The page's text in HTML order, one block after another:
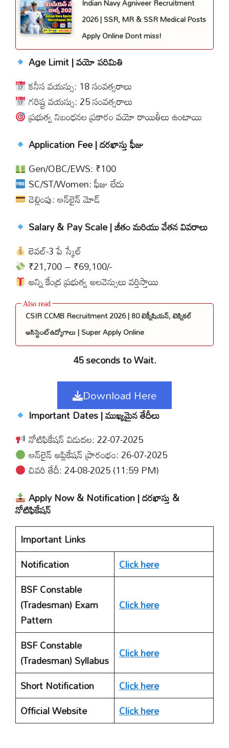
2026 | SSR, MR & SSR Medical Posts
Apply Online Dont miss!
Age Limit | వయో పరిమితి
కనీస వయస్సు: 18 సంవత్సరాలు
గరిష్ట వయస్సు: 25 సంవత్సరాలు
ప్రభుత్వ నిబంధనల ప్రకారం వయో రాయితీలు ఉంటాయి
Application Fee | దరఖాస్తు ఫీజు
Gen/OBC/EWS: ₹100
SC/ST/Women: ఫీజు లేదు
చెల్లింపు: ఆన్‌లైన్ మోడ్
Salary & Pay Scale | జీతం మరియు వేతన వివరాలు
లెవల్-3 పే స్కేల్
₹21,700 – ₹69,100/-
అన్ని కేంద్ర ప్రభుత్వ అలవెన్సులు వర్తిస్తాయి
CSIR CCMB Recruitment 2026 | 80 టెక్నీషియన్, టెక్నికల్
అసిస్టెంట్ఉద్యోగాలు | Super Apply Online
45 seconds to Wait.
Download Here
Important Dates | ముఖ్యమైన తేదీలు
నోటిఫికేషన్ విడుదల: 22-07-2025
ఆన్‌లైన్ అప్లికేషన్ ప్రారంభం: 26-07-2025
చివరి తేదీ: 24-08-2025 (11:59 PM)
Apply Now & Notification | దరఖాస్తు &
నోటిఫికేషన్
Important Links
Notification
Click here
BSF Constable
(Tradesman) Exam
Pattern
Click here
BSF Constable
(Tradesman) Syllabus Click here
Short Notification
Click here
Official Website
Click here